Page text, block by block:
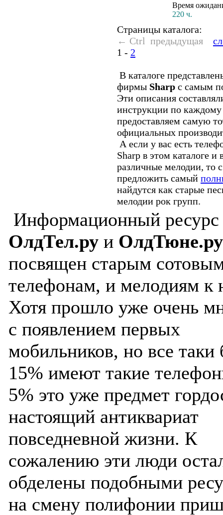
Время
220 ч.
Страницы каталога:
← Ctrl предыдущая
1 - 2
В каталоге
фирмы Sharp с самым
Эти описания
инструкции по
предоставляем самую
официальных
А если у вас есть
Sharp в этом каталоге и
различные мелодии, то
предложить самый
найдутся как старые
мелодии рок групп.
Информационный ресурс
ОлдТел.ру и ОлдТюне.ру
посвящен старым
телефонам, и мелодиям к
Хотя прошло уже очень
с появлением первых
мобильников, но все таки
15% имеют такие
5% это уже предмет
настоящий антиквариат
повседневной жизни. К
сожалению эти люди
обделены подобными
на смену полифонии